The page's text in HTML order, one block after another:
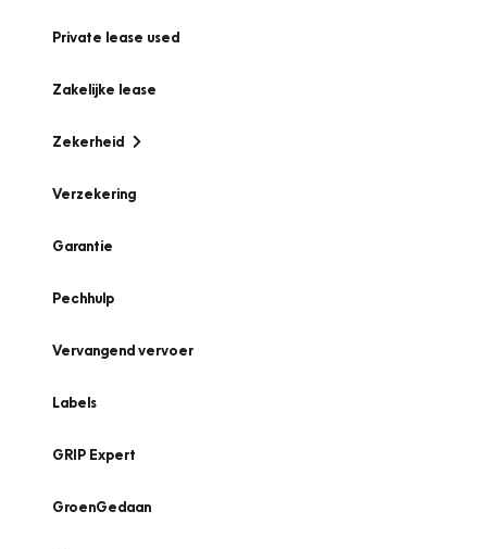
Private lease used
Zakelijke lease
Zekerheid
Verzekering
Garantie
Pechhulp
Vervangend vervoer
Labels
GRIP Expert
GroenGedaan